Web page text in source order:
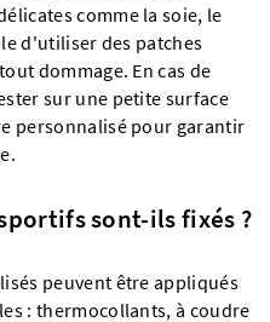
comme la soie, le
d'utiliser des patches
dommage. En cas de
sur une petite surface
personnalisé pour garantir
sont-ils fixés ?
peuvent être appliqués
: thermocollants, à coudre